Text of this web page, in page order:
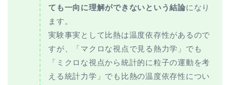
ても一向に理解ができないという結論になり
ます。
実験事実として比熱は温度依存性があるので
すが、「マクロな視点で見る熱力学」でも
「ミクロな視点から統計的に粒子の運動を考
える統計力学」でも比熱の温度依存性につい